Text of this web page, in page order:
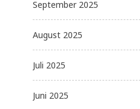
September 2025
August 2025
Juli 2025
Juni 2025